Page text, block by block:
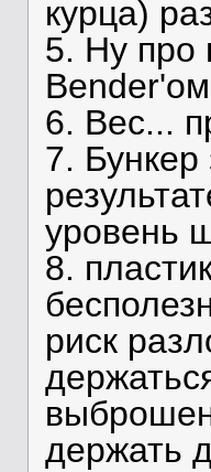
курца)
5. Ну про
6. Вес...
7.
уровень
8.
риск
держать